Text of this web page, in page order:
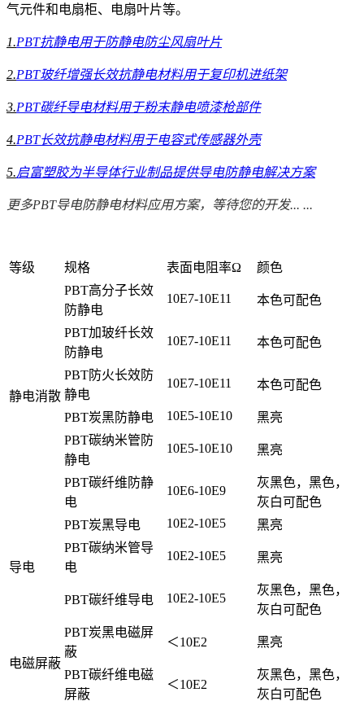
气元件和电扇柜、电扇叶片等。
1.PBT抗静电用于防静电防尘风扇叶片
2.PBT玻纤增强长效抗静电材料用于复印机进纸架
3.PBT碳纤导电材料用于粉末静电喷漆枪部件
4.PBT长效抗静电材料用于电容式传感器外壳
5.启富塑胶为半导体行业制品提供导电防静电解决方案
更多PBT导电防静电材料应用方案，等待您的开发... ...
等级 规格 表面电阻率Ω 颜色
静电消散
PBT高分子长效
防静电
10E7-10E11 本色可配色
PBT加玻纤长效
防静电
10E7-10E11 本色可配色
PBT防火长效防
静电
10E7-10E11 本色可配色
PBT炭黑防静电 10E5-10E10
黑亮
PBT碳纳米管防
静电
10E5-10E10 黑亮
PBT碳纤维防静
电
10E6-10E9
灰黑色，黑色，
灰白可配色
导电
PBT炭黑导电 10E2-10E5
黑亮
PBT碳纳米管导
电
10E2-10E5 黑亮
PBT碳纤维导电 10E2-10E5
灰黑色，黑色，
灰白可配色
电磁屏蔽
PBT炭黑电磁屏
蔽
＜10E2 黑亮
PBT碳纤维电磁
屏蔽
＜10E2
灰黑色，黑色，
灰白可配色